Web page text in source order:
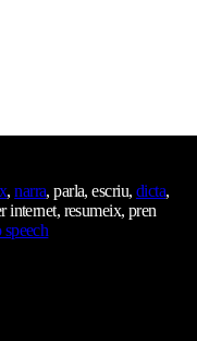
,narra, parla, escriu, dicta,
internet, resumeix, pren
speech